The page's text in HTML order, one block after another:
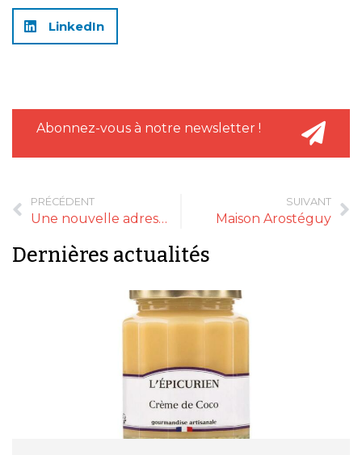
LinkedIn
Abonnez-vous à notre newsletter !
PRÉCÉDENT
Une nouvelle adresse à Belle-Île-en-Mer
SUIVANT
Maison Arostéguy
Dernières actualités